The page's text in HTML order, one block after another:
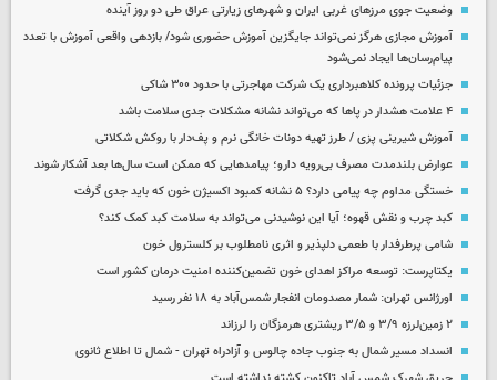
وضعیت جوی مرزهای غربی ایران و شهرهای زیارتی عراق طی دو روز آینده
آموزش مجازی هرگز نمی‌تواند جایگزین آموزش حضوری شود/ بازدهی واقعی آموزش با تعدد
پیام‌رسان‌ها ایجاد نمی‌شود
جزئیات پرونده کلاهبرداری یک شرکت مهاجرتی با حدود ۳۰۰ شاکی
۴ علامت هشدار در پاها که می‌تواند نشانه مشکلات جدی سلامت باشد
آموزش شیرینی پزی / طرز تهیه دونات خانگی نرم و پف‌دار با روکش شکلاتی
عوارض بلندمدت مصرف بی‌رویه دارو؛ پیامدهایی که ممکن است سال‌ها بعد آشکار شوند
خستگی مداوم چه پیامی دارد؟ ۵ نشانه کمبود اکسیژن خون که باید جدی گرفت
کبد چرب و نقش قهوه؛ آیا این نوشیدنی می‌تواند به سلامت کبد کمک کند؟
شامی پرطرفدار با طعمی دلپذیر و اثری نامطلوب بر کلسترول خون
یکتاپرست: توسعه مراکز اهدای خون تضمین‌کننده امنیت درمان کشور است
اورژانس تهران: شمار مصدومان انفجار شمس‌آباد به ۱۸ نفر رسید
۲ زمین‌لرزه ۳/۹ و ۳/۵ ریشتری هرمزگان را لرزاند
انسداد مسیر شمال به جنوب جاده چالوس و آزادراه تهران - شمال تا اطلاع ثانوی